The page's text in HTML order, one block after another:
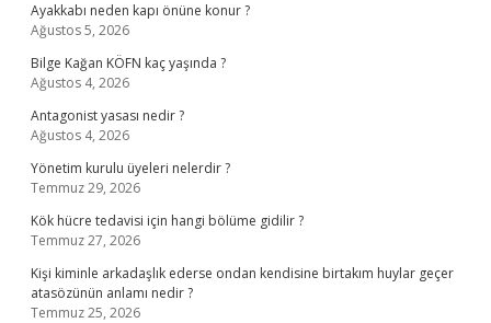
Ayakkabı neden kapı önüne konur ?
Ağustos 5, 2026
Bilge Kağan KÖFN kaç yaşında ?
Ağustos 4, 2026
Antagonist yasası nedir ?
Ağustos 4, 2026
Yönetim kurulu üyeleri nelerdir ?
Temmuz 29, 2026
Kök hücre tedavisi için hangi bölüme gidilir ?
Temmuz 27, 2026
Kişi kiminle arkadaşlık ederse ondan kendisine birtakım huylar geçer
atasözünün anlamı nedir ?
Temmuz 25, 2026